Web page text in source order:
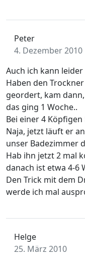
Peter
4. Dezember 2010
Auch ich kann
Haben den
geordert, kam
das ging 1 Woche..
Bei einer 4
Naja, jetzt läuft er
unser Badezimmer
Hab ihn jetzt 2 mal
danach ist etwa 4-6
Den Trick mit dem
werde ich mal
Helge
25. März 2010